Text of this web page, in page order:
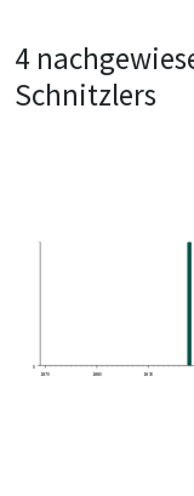
4
Schnitzlers
0
1870
1880 1890